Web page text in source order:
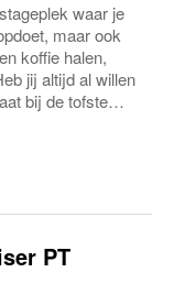
waar je
maar ook
koffie halen,
jij altijd al willen
bij de tofste
PT